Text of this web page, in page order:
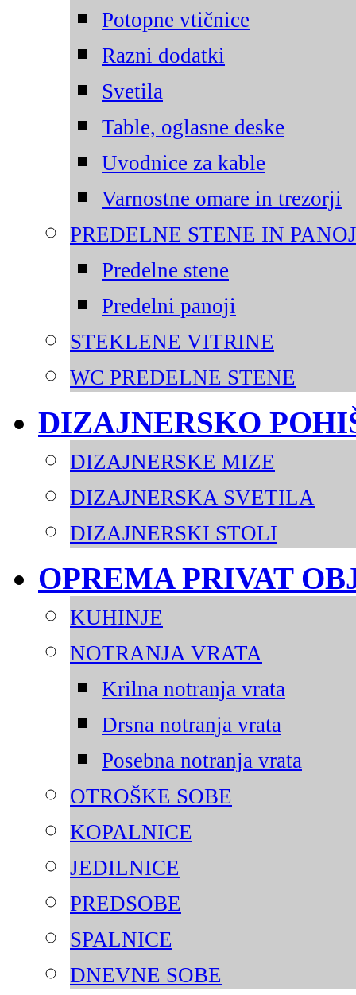
Potopne vtičnice
Razni dodatki
Svetila
Table, oglasne deske
Uvodnice za kable
Varnostne omare in trezorji
PREDELNE STENE IN
Predelne stene
Predelni panoji
STEKLENE VITRINE
WC PREDELNE STENE
DIZAJNERSKO
DIZAJNERSKE MIZE
DIZAJNERSKA SVETILA
DIZAJNERSKI STOLI
OPREMA PRIVAT
KUHINJE
NOTRANJA VRATA
Krilna notranja vrata
Drsna notranja vrata
Posebna notranja vrata
OTROŠKE SOBE
KOPALNICE
JEDILNICE
PREDSOBE
SPALNICE
DNEVNE SOBE